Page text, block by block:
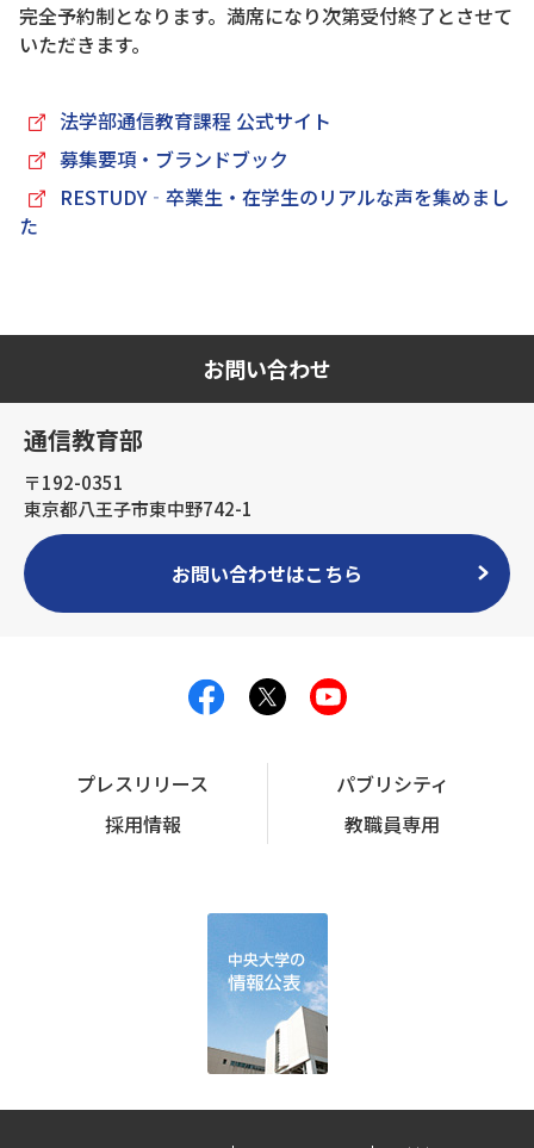
完全予約制となります。満席になり次第受付終了とさせて
いただきます。
法学部通信教育課程 公式サイト
募集要項・ブランドブック
RESTUDY‐卒業生・在学生のリアルな声を集めまし
た
お問い合わせ
通信教育部
〒192-0351
東京都八王子市東中野742-1
お問い合わせはこちら
プレスリリース
パブリシティ
採用情報
教職員専用